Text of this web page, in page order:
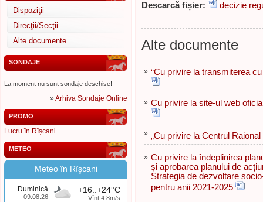
Dispoziţii
Direcţii/Secţii
Alte documente
SONDAJE
La moment nu sunt sondaje deschise!
»Arhiva Sondaje Online
PROMO
Lucru în Rîșcani
METEO
Meteo în Rîşcani
Duminică
09.08.26
+16..+24°C
Vînt 4.8m/s
Descarcă fișier: decizie
Alte documente
» “Cu privire la transmiterea
» Cu privire la site-ul web
» „Cu privire la Centrul
» Cu privire la îndeplinirea
și aprobarea planului de
Strategia de dezvoltare
pentru anii 2021-2025